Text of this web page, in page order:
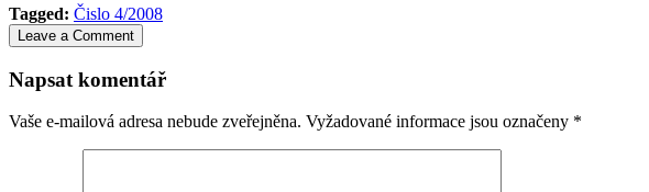
Tagged: Čislo 4/2008
Leave a Comment
Napsat komentář
Vaše e-mailová adresa nebude zveřejněna. Vyžadované informace jsou označeny *